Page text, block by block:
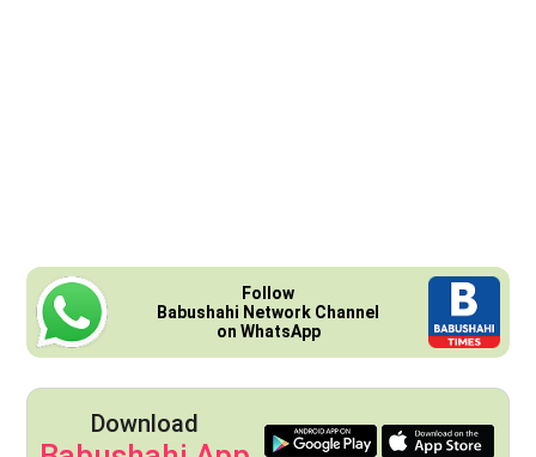
Follow
Babushahi Network Channel
on WhatsApp
Download